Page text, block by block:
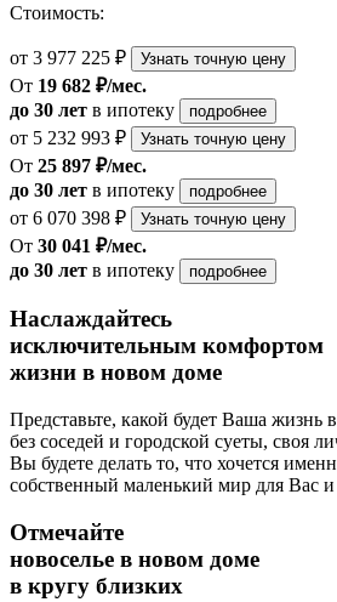
Стоимость:
от 3 977 225 ₽ Узнать точную цену
От 19 682 ₽/мес.
до 30 лет в ипотеку подробнее
от 5 232 993 ₽ Узнать точную цену
От 25 897 ₽/мес.
до 30 лет в ипотеку подробнее
от 6 070 398 ₽ Узнать точную цену
От 30 041 ₽/мес.
до 30 лет в ипотеку подробнее
Наслаждайтесь
исключительным комфортом
жизни в новом доме
Представьте, какой будет Ваша жизнь
без соседей и городской суеты, своя
Вы будете делать то, что хочется
собственный маленький мир для Вас
Отмечайте
новоселье в новом доме
в кругу близких